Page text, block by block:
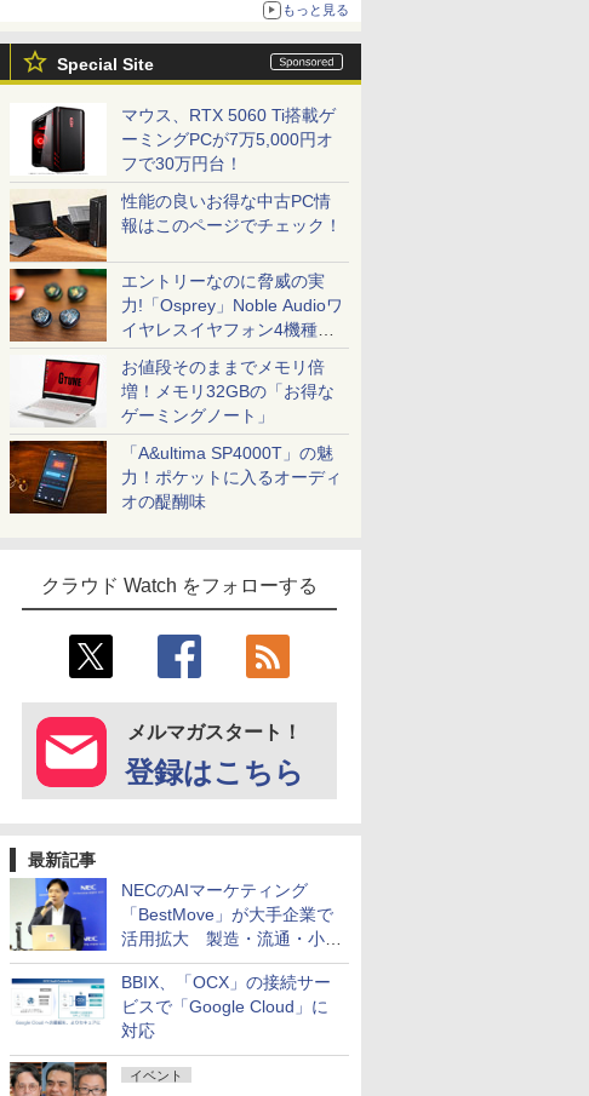
もっと見る
Special Site
マウス、RTX 5060 Ti搭載ゲ
ーミングPCが7万5,000円オ
フで30万円台！
性能の良いお得な中古PC情
報はこのページでチェック！
エントリーなのに脅威の実
力!「Osprey」Noble Audioワ
イヤレスイヤフォン4機種を
一気に聴く
お値段そのままでメモリ倍
増！メモリ32GBの「お得な
ゲーミングノート」
「A&ultima SP4000T」の魅
力！ポケットに入るオーディ
オの醍醐味
クラウド Watch をフォローする
メルマガスタート！
登録はこちら
最新記事
NECのAIマーケティング
「BestMove」が大手企業で
活用拡大 製造・流通・小売
企業・広告代理店などが実装
フェーズへ
BBIX、「OCX」の接続サー
ビスで「Google Cloud」に
対応
イベント